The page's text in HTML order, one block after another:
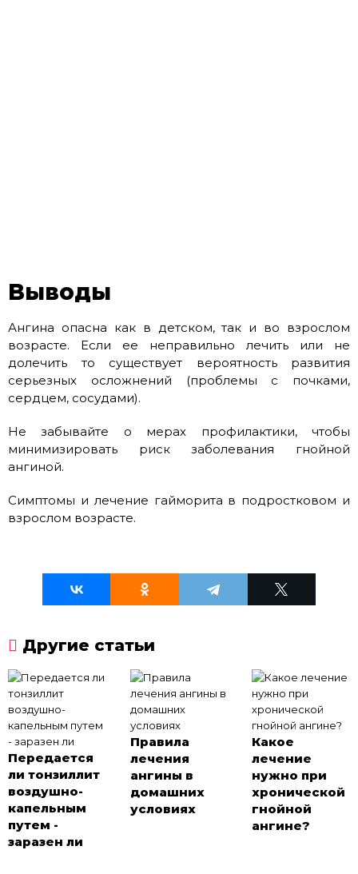
Выводы
Ангина опасна как в детском, так и во взрослом
возрасте. Если ее неправильно лечить или не
долечить то существует вероятность развития
серьезных осложнений (проблемы с почками,
сердцем, сосудами).
Не забывайте о мерах профилактики, чтобы
минимизировать риск заболевания гнойной
ангиной.
Симптомы и лечение гайморита в подростковом и
взрослом возрасте.
Другие статьи
Передается
ли тонзиллит
воздушно-
капельным
путем -
заразен ли
Правила
лечения
ангины в
домашних
условиях
Какое
лечение
нужно при
хронической
гнойной
ангине?